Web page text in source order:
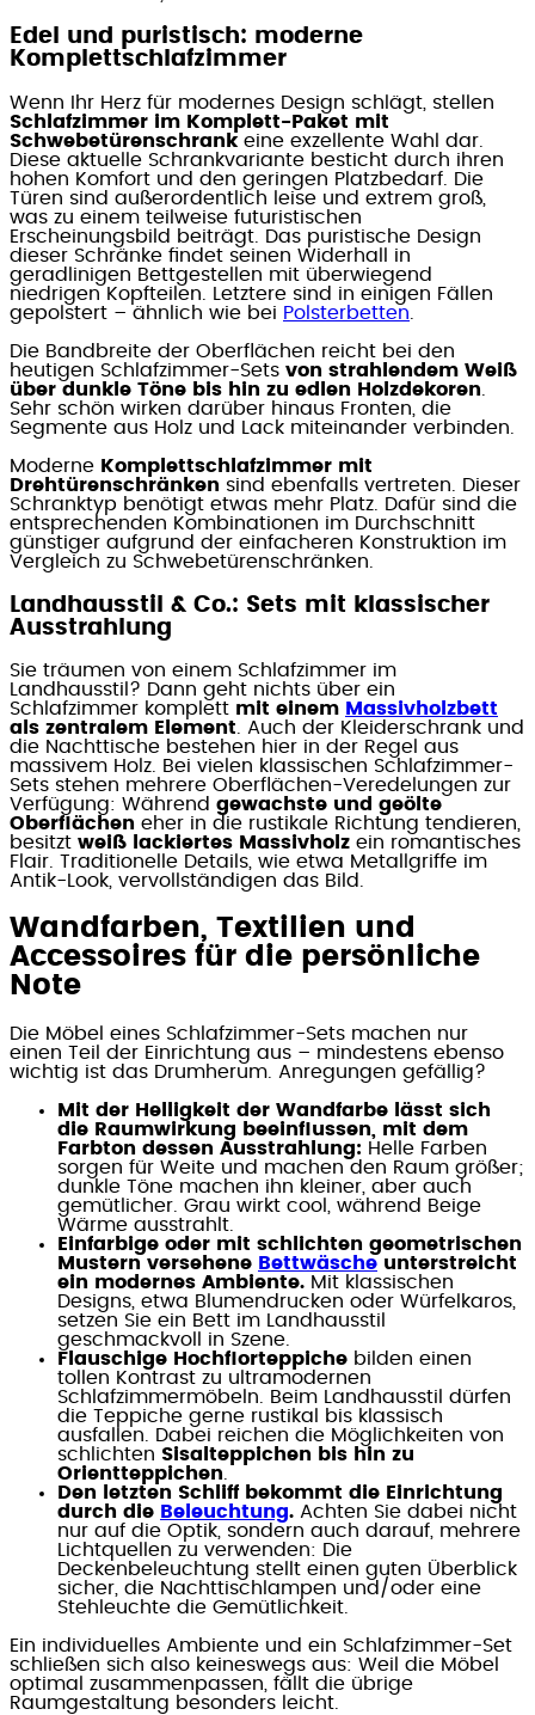
Edel und puristisch: moderne
Komplettschlafzimmer
Wenn Ihr Herz für modernes Design schlägt, stellen
Schlafzimmer im Komplett-Paket mit
Schwebetürenschrank eine exzellente Wahl dar.
Diese aktuelle Schrankvariante besticht durch ihren
hohen Komfort und den geringen Platzbedarf. Die
Türen sind außerordentlich leise und extrem groß,
was zu einem teilweise futuristischen
Erscheinungsbild beiträgt. Das puristische Design
dieser Schränke findet seinen Widerhall in
geradlinigen Bettgestellen mit überwiegend
niedrigen Kopfteilen. Letztere sind in einigen Fällen
gepolstert – ähnlich wie bei Polsterbetten
Die Bandbreite der Oberflächen reicht bei den
heutigen Schlafzimmer-Sets von strahlendem Weiß
über dunkle Töne bis hin zu edlen Holzdekoren
Sehr schön wirken darüber hinaus Fronten, die
Segmente aus Holz und Lack miteinander verbinden.
Moderne Komplettschlafzimmer mit
Drehtürenschränken sind ebenfalls vertreten. Dieser
Schranktyp benötigt etwas mehr Platz. Dafür sind die
entsprechenden Kombinationen im Durchschnitt
günstiger aufgrund der einfacheren Konstruktion im
Vergleich zu Schwebetürenschränken.
Landhausstil & Co.: Sets mit klassischer
Ausstrahlung
Sie träumen von einem Schlafzimmer im
Landhausstil? Dann geht nichts über ein
Schlafzimmer komplett mit einem Massivholzbett
als zentralem Element. Auch der Kleiderschrank und
die Nachttische bestehen hier in der Regel aus
massivem Holz. Bei vielen klassischen Schlafzimmer-
Sets stehen mehrere Oberflächen-Veredelungen zur
Verfügung: Während gewachste und geölte
Oberflächen eher in die rustikale Richtung tendieren,
besitzt weiß lackiertes Massivholz ein romantisches
Flair. Traditionelle Details, wie etwa Metallgriffe im
Antik-Look, vervollständigen das Bild.
Wandfarben, Textilien und
Accessoires für die persönliche
Note
Die Möbel eines Schlafzimmer-Sets machen nur
einen Teil der Einrichtung aus – mindestens ebenso
wichtig ist das Drumherum. Anregungen gefällig?
Mit der Helligkeit der Wandfarbe lässt sich
die Raumwirkung beeinflussen, mit dem
Farbton dessen Ausstrahlung: Helle Farben
sorgen für Weite und machen den Raum größer;
dunkle Töne machen ihn kleiner, aber auch
gemütlicher. Grau wirkt cool, während Beige
Wärme ausstrahlt.
Einfarbige oder mit schlichten geometrischen
Mustern versehene Bettwäsche unterstreicht
ein modernes Ambiente. Mit klassischen
Designs, etwa Blumendrucken oder Würfelkaros,
setzen Sie ein Bett im Landhausstil
geschmackvoll in Szene.
Flauschige Hochflorteppiche bilden einen
tollen Kontrast zu ultramodernen
Schlafzimmermöbeln. Beim Landhausstil dürfen
die Teppiche gerne rustikal bis klassisch
ausfallen. Dabei reichen die Möglichkeiten von
schlichten Sisalteppichen bis hin zu
Orientteppichen
Den letzten Schliff bekommt die Einrichtung
durch die Beleuchtung. Achten Sie dabei nicht
nur auf die Optik, sondern auch darauf, mehrere
Lichtquellen zu verwenden: Die
Deckenbeleuchtung stellt einen guten Überblick
sicher, die Nachttischlampen und/oder eine
Stehleuchte die Gemütlichkeit.
Ein individuelles Ambiente und ein Schlafzimmer-Set
schließen sich also keineswegs aus: Weil die Möbel
optimal zusammenpassen, fällt die übrige
Raumgestaltung besonders leicht.